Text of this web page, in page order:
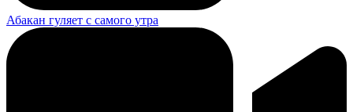
Абакан гуляет с самого утра